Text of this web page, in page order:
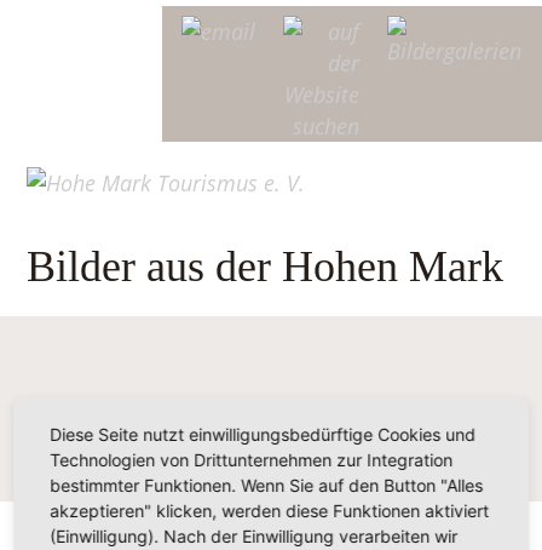
Bilder aus der Hohen Mark
Diese Seite nutzt einwilligungsbedürftige Cookies und
Technologien von Drittunternehmen zur Integration
bestimmter Funktionen. Wenn Sie auf den Button "Alles
akzeptieren" klicken, werden diese Funktionen aktiviert
(Einwilligung). Nach der Einwilligung verarbeiten wir